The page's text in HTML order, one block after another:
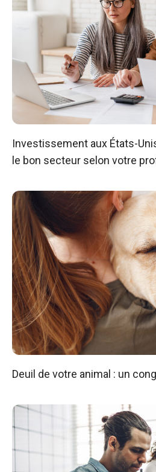
Investissement aux États-
le bon secteur selon votre
Deuil de votre animal : un